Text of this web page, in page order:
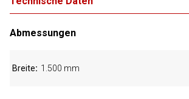
Abmessungen
Breite 1.500 mm